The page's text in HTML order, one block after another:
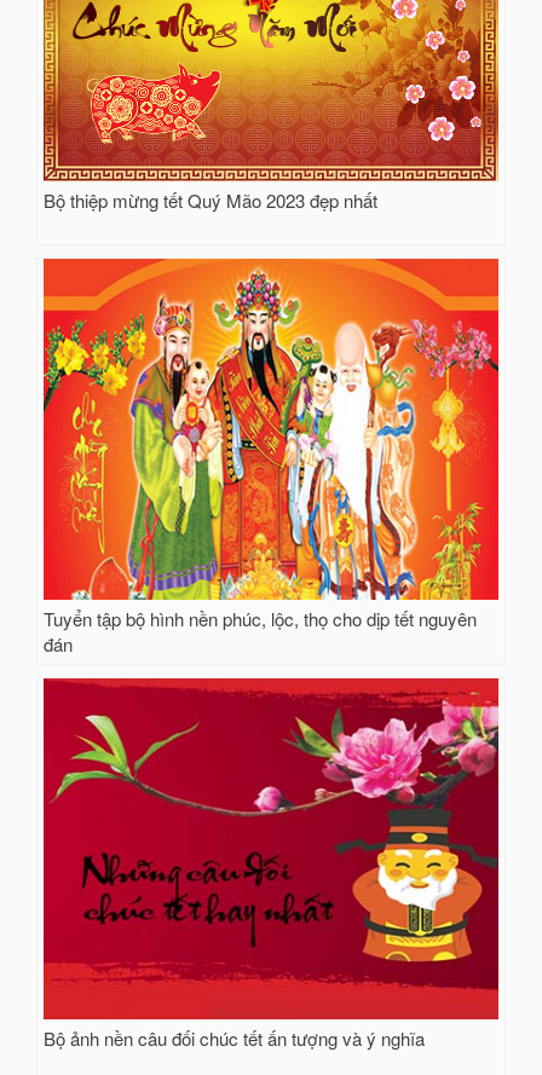
Bộ thiệp mừng tết Quý Mão 2023 đẹp nhất
Tuyển tập bộ hình nền phúc, lộc, thọ cho dịp tết nguyên
đán
Bộ ảnh nền câu đối chúc tết ấn tượng và ý nghĩa